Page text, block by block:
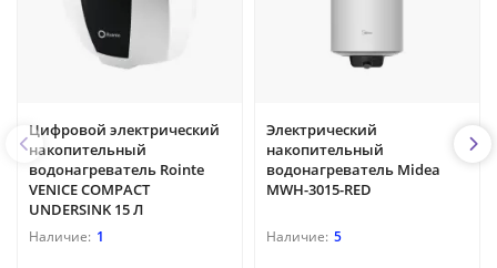
Цифровой электрический
накопительный
водонагреватель Rointe
VENICE COMPACT
UNDERSINK 15 Л
1
Электрический
накопительный
водонагреватель Midea
MWH-3015-RED
5